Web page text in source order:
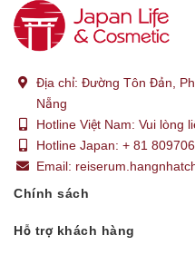
Địa chỉ: Đường Tôn Đản,
Nẵng
Hotline Việt Nam: Vui lòng
Hotline Japan: + 81
Email:
Chính sách
Hỗ trợ khách hàng